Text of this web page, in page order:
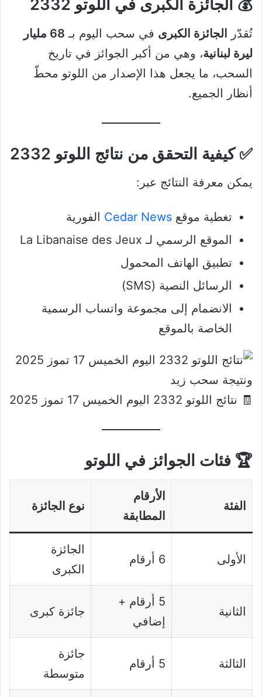
💰 الجائزة الكبرى في اللوتو 2332
تُقدّر الجائزة الكبرى في سحب اليوم بـ
68 مليار
ليرة لبنانية، وهي من أكبر الجوائز في تاريخ
السحب، ما يجعل هذا الإصدار من اللوتو محطّ
أنظار الجميع.
✅ كيفية التحقق من نتائج اللوتو 2332
يمكن معرفة النتائج عبر:
تغطية موقع Cedar News الفورية
الموقع الرسمي لـ La Libanaise des Jeux
تطبيق الهاتف المحمول
الرسائل النصية (SMS)
الانضمام إلى مجموعة واتساب الرسمية
الخاصة بالموقع
🧾 نتائج اللوتو 2332 اليوم الخميس 17 تموز 2025
🏆 فئات الجوائز في اللوتو
الفئة
الأرقام
المطابقة
نوع الجائزة
الأولى 6 أرقام
الجائزة
الكبرى
الثانية
5 أرقام +
إضافي
جائزة كبرى
الثالثة 5 أرقام
جائزة
متوسطة